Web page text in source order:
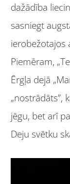
dažādība
sasniegt
ierobežotajos
Piemēram,
Ērgļa dejā
„nostrādāts”,
jēgu, bet arī
Deju svētku